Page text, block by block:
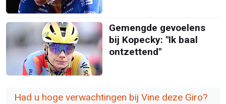
Gemengde gevoelens
bij Kopecky: "Ik baal
ontzettend"
Had u hoge verwachtingen bij Vine deze Giro?